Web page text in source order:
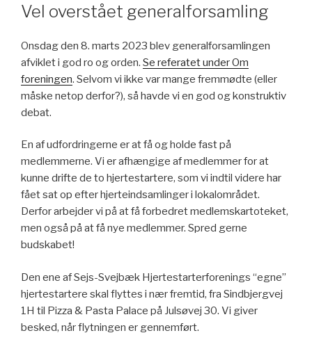
Vel overstået generalforsamling
Onsdag den 8. marts 2023 blev generalforsamlingen
afviklet i god ro og orden. Se referatet under Om
foreningen. Selvom vi ikke var mange fremmødte (eller
måske netop derfor?), så havde vi en god og konstruktiv
debat.
En af udfordringerne er at få og holde fast på
medlemmerne. Vi er afhængige af medlemmer for at
kunne drifte de to hjertestartere, som vi indtil videre har
fået sat op efter hjerteindsamlinger i lokalområdet.
Derfor arbejder vi på at få forbedret medlemskartoteket,
men også på at få nye medlemmer. Spred gerne
budskabet!
Den ene af Sejs-Svejbæk Hjertestarterforenings “egne”
hjertestartere skal flyttes i nær fremtid, fra Sindbjergvej
1H til Pizza & Pasta Palace på Julsøvej 30. Vi giver
besked, når flytningen er gennemført.